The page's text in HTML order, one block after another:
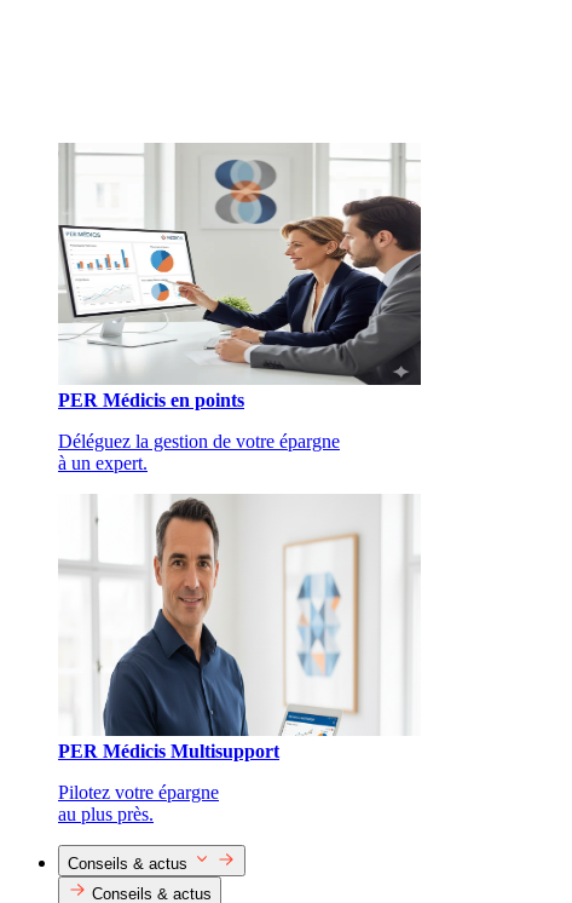
PER Médicis en points
Déléguez la gestion de votre épargne
à un expert.
PER Médicis Multisupport
Pilotez votre épargne
au plus près.
Conseils & actus
Conseils & actus